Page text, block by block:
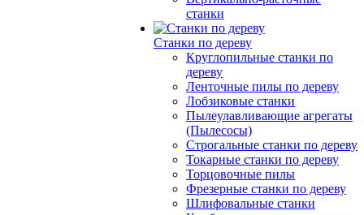
станки
Станки по дереву
Круглопильные станки по
дереву
Ленточные пилы по дереву
Лобзиковые станки
Пылеулавливающие агрегаты
(Пылесосы)
Строгальные станки по дереву
Токарные станки по дереву
Торцовочные пилы
Фрезерные станки по дереву
Шлифовальные станки